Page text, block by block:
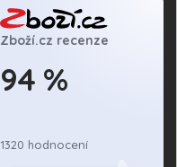
Zboží.cz recenze
94 %
1320 hodnocení